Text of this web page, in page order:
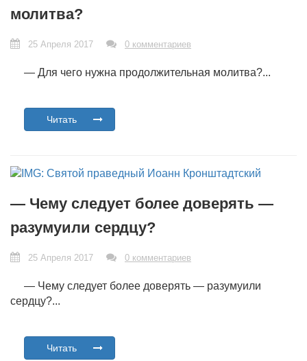
молитва?
25 Апреля 2017 0 комментариев
— Для чего нужна продолжительная молитва?...
Читать
— Чему следует более доверять —
разумуили сердцу?
25 Апреля 2017 0 комментариев
— Чему следует более доверять — разумуили
сердцу?...
Читать